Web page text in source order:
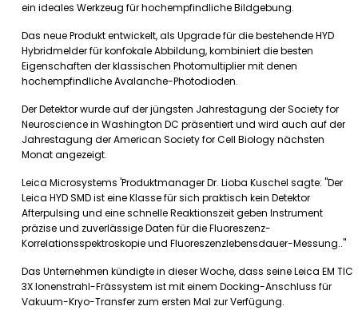
ein ideales Werkzeug für hochempfindliche Bildgebung.
Das neue Produkt entwickelt, als Upgrade für die bestehende HYD
Hybridmelder für konfokale Abbildung, kombiniert die besten
Eigenschaften der klassischen Photomultiplier mit denen
hochempfindliche Avalanche-Photodioden.
Der Detektor wurde auf der jüngsten Jahrestagung der Society for
Neuroscience in Washington DC präsentiert und wird auch auf der
Jahrestagung der American Society for Cell Biology nächsten
Monat angezeigt.
Leica Microsystems 'Produktmanager Dr. Lioba Kuschel sagte: "Der
Leica HYD SMD ist eine Klasse für sich praktisch kein Detektor
Afterpulsing und eine schnelle Reaktionszeit geben Instrument
präzise und zuverlässige Daten für die Fluoreszenz-
Korrelationsspektroskopie und Fluoreszenzlebensdauer-Messung.."
Das Unternehmen kündigte in dieser Woche, dass seine Leica EM TIC
3X lonenstrahl-Frässystem ist mit einem Docking-Anschluss für
Vakuum-Kryo-Transfer zum ersten Mal zur Verfügung.